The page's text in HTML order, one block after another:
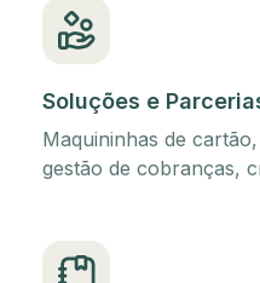
Soluções e
Maquininhas de
gestão de cobranças,